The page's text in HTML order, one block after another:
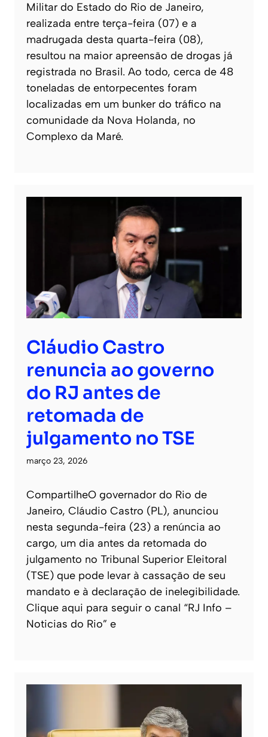
Militar do Estado do Rio de Janeiro,
realizada entre terça-feira (07) e a
madrugada desta quarta-feira (08),
resultou na maior apreensão de drogas já
registrada no Brasil. Ao todo, cerca de 48
toneladas de entorpecentes foram
localizadas em um bunker do tráfico na
comunidade da Nova Holanda, no
Complexo da Maré.
Cláudio Castro
renuncia ao governo
do RJ antes de
retomada de
julgamento no TSE
março 23, 2026
CompartilheO governador do Rio de
Janeiro, Cláudio Castro (PL), anunciou
nesta segunda-feira (23) a renúncia ao
cargo, um dia antes da retomada do
julgamento no Tribunal Superior Eleitoral
(TSE) que pode levar à cassação de seu
mandato e à declaração de inelegibilidade.
Clique aqui para seguir o canal “RJ Info –
Noticias do Rio” e